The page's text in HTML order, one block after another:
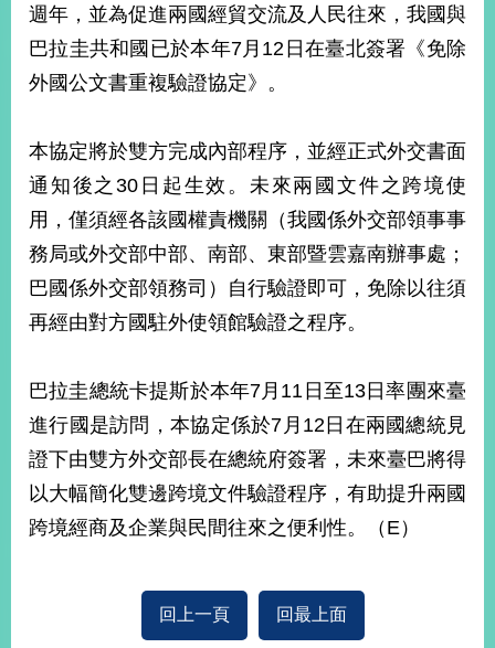
經
濟
不
海
和
平
護
照
回
首
頁
網
站
導
覽
關
於
本
部
週年，並為促進兩國經貿交流及人民往來，我國與
巴拉圭共和國已於本年7月12日在臺北簽署《免除
外國公文書重複驗證協定》。
本協定將於雙方完成內部程序，並經正式外交書面
通知後之30日起生效。未來兩國文件之跨境使
用，僅須經各該國權責機關（我國係外交部領事事
務局或外交部中部、南部、東部暨雲嘉南辦事處；
巴國係外交部領務司）自行驗證即可，免除以往須
再經由對方國駐外使領館驗證之程序。
巴拉圭總統卡提斯於本年7月11日至13日率團來臺
進行國是訪問，本協定係於7月12日在兩國總統見
證下由雙方外交部長在總統府簽署，未來臺巴將得
以大幅簡化雙邊跨境文件驗證程序，有助提升兩國
跨境經商及企業與民間往來之便利性。（E）
回上一頁 回最上面